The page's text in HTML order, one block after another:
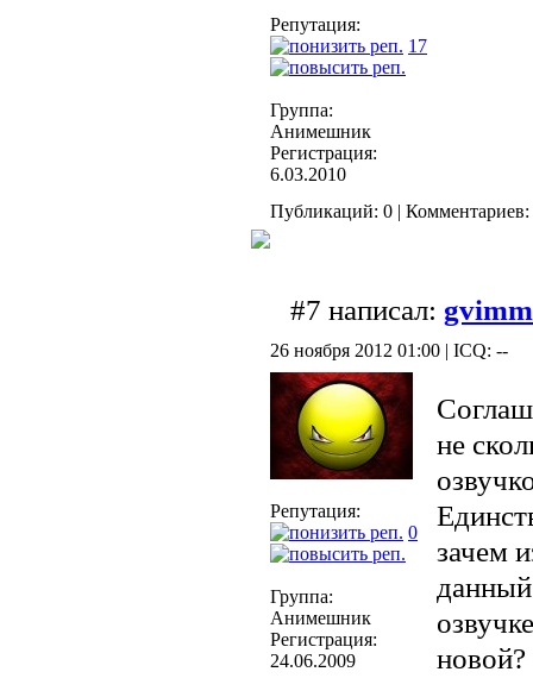
Репутация:
17
Группа:
Анимешник
Регистрация:
6.03.2010
Публикаций: 0 | Комментариев:
#7 написал:
26 ноября 2012 01:00 | ICQ: --
Репутация:
0
Группа:
Анимешник
Регистрация:
24.06.2009
не
зачем